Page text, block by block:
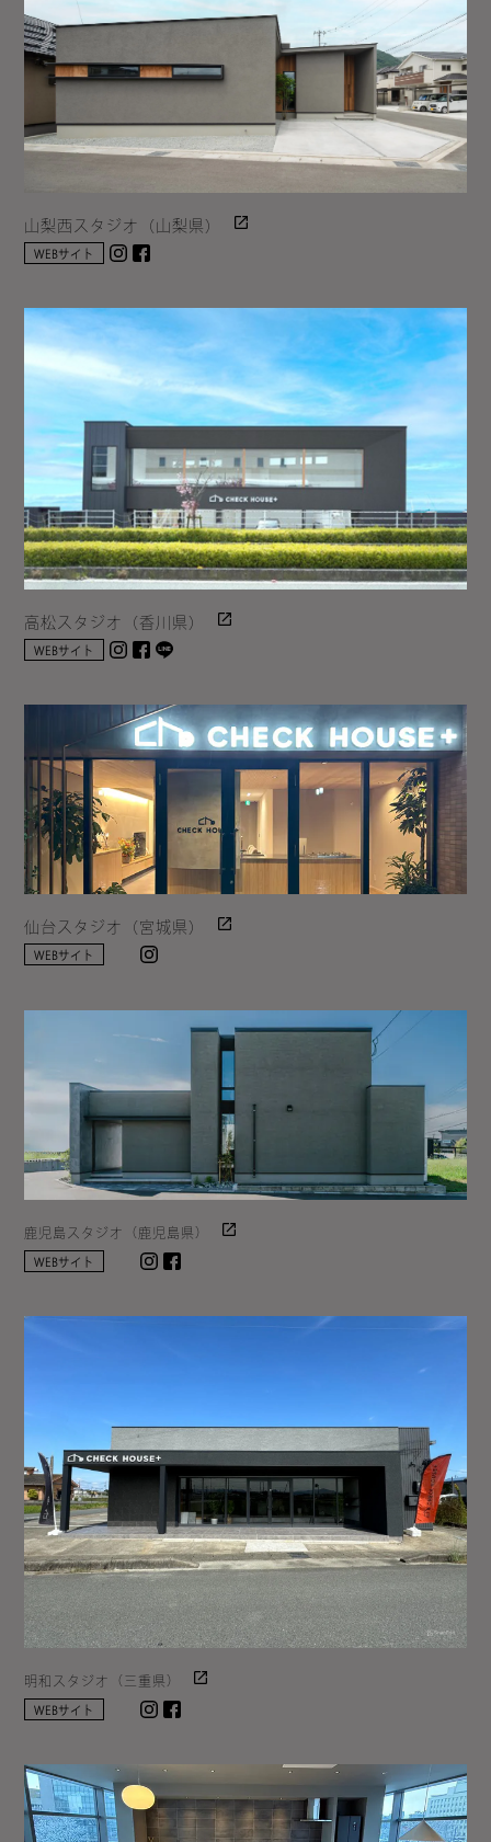
山梨西スタジオ（山梨県）
WEBサイト Instagram
高松スタジオ（香川県）
WEBサイト Instagram
facebook
仙台スタジオ（宮城県）
WEBサイト
鹿児島スタジオ（鹿児島県）
WEBサイト Instagram
明和スタジオ（三重県）
WEBサイト Instagram